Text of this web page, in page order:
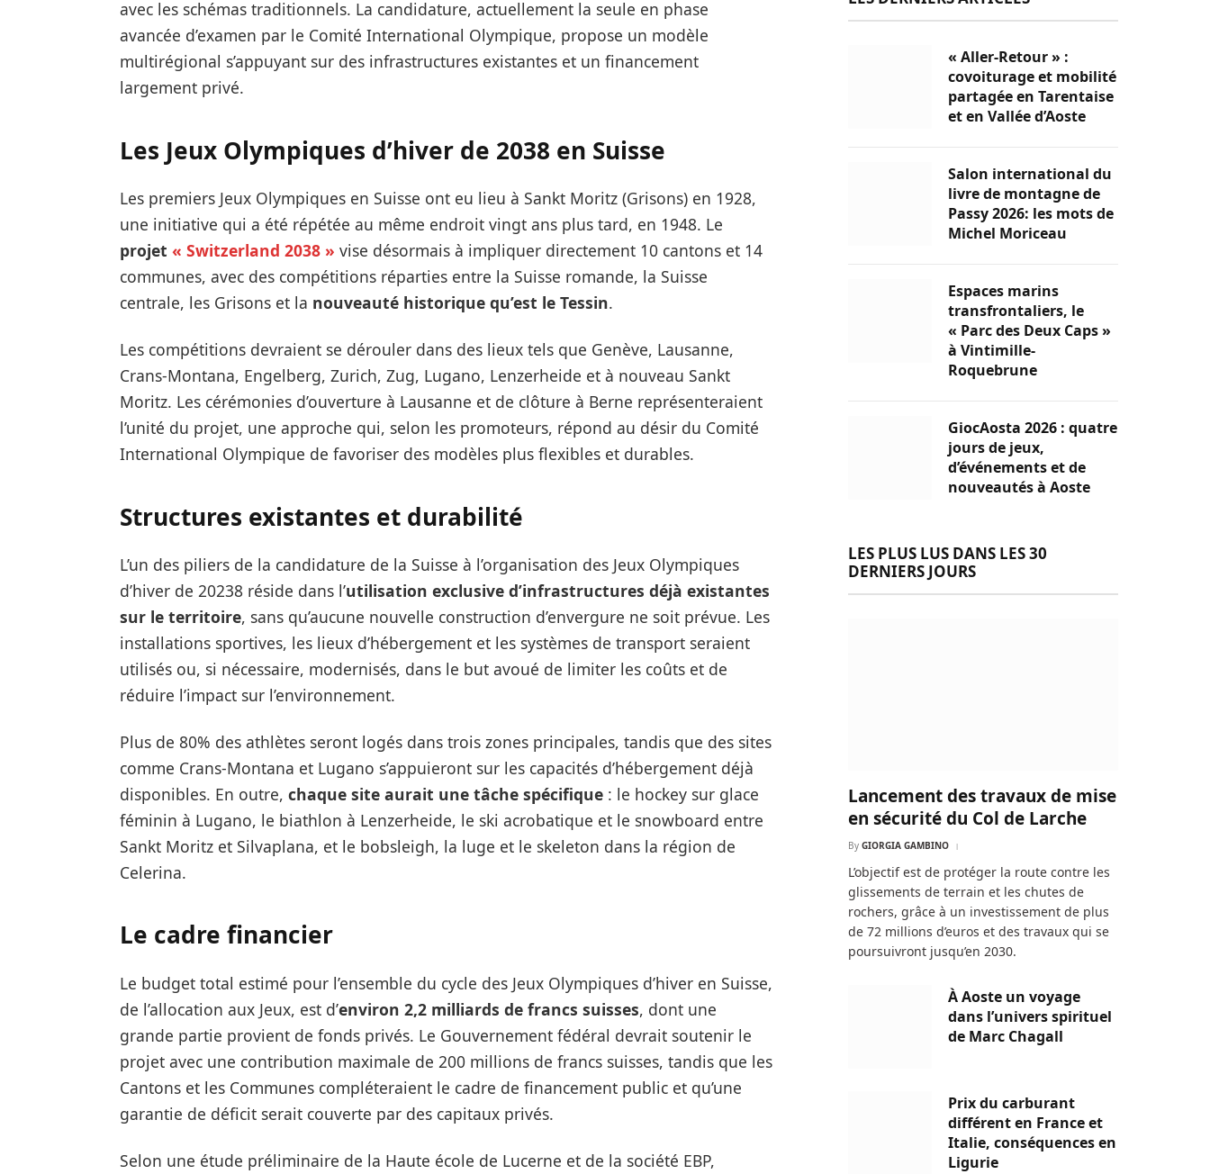
avec les schémas traditionnels. La candidature, actuellement la seule en phase
avancée d’examen par le Comité International Olympique, propose un modèle
multirégional s’appuyant sur des infrastructures existantes et un financement
largement privé.
Les Jeux Olympiques d’hiver de 2038 en Suisse
Les premiers Jeux Olympiques en Suisse ont eu lieu à Sankt Moritz (Grisons) en 1928,
une initiative qui a été répétée au même endroit vingt ans plus tard, en 1948. Le
projet « Switzerland 2038 » vise désormais à impliquer directement 10 cantons et 14
communes, avec des compétitions réparties entre la Suisse romande, la Suisse
centrale, les Grisons et la nouveauté historique qu’est le Tessin.
Les compétitions devraient se dérouler dans des lieux tels que Genève, Lausanne,
Crans-Montana, Engelberg, Zurich, Zug, Lugano, Lenzerheide et à nouveau Sankt
Moritz. Les cérémonies d’ouverture à Lausanne et de clôture à Berne représenteraient
l’unité du projet, une approche qui, selon les promoteurs, répond au désir du Comité
International Olympique de favoriser des modèles plus flexibles et durables.
Structures existantes et durabilité
L’un des piliers de la candidature de la Suisse à l’organisation des Jeux Olympiques
d’hiver de 20238 réside dans l’utilisation exclusive d’infrastructures déjà existantes
sur le territoire, sans qu’aucune nouvelle construction d’envergure ne soit prévue. Les
installations sportives, les lieux d’hébergement et les systèmes de transport seraient
utilisés ou, si nécessaire, modernisés, dans le but avoué de limiter les coûts et de
réduire l’impact sur l’environnement.
Plus de 80% des athlètes seront logés dans trois zones principales, tandis que des sites
comme Crans-Montana et Lugano s’appuieront sur les capacités d’hébergement déjà
disponibles. En outre, chaque site aurait une tâche spécifique: le hockey sur glace
féminin à Lugano, le biathlon à Lenzerheide, le ski acrobatique et le snowboard entre
Sankt Moritz et Silvaplana, et le bobsleigh, la luge et le skeleton dans la région de
Celerina.
Le cadre financier
Le budget total estimé pour l’ensemble du cycle des Jeux Olympiques d’hiver en Suisse,
de l’allocation aux Jeux, est d’environ 2,2 milliards de francs suisses, dont une
grande partie provient de fonds privés. Le Gouvernement fédéral devrait soutenir le
projet avec une contribution maximale de 200 millions de francs suisses, tandis que les
Cantons et les Communes compléteraient le cadre de financement public et qu’une
garantie de déficit serait couverte par des capitaux privés.
Selon une étude préliminaire de la Haute école de Lucerne et de la société EBP,
« Aller-Retour » :
covoiturage et mobilité
partagée en Tarentaise
et en Vallée d’Aoste
Salon international du
livre de montagne de
Passy 2026: les mots de
Michel Moriceau
Espaces marins
transfrontaliers, le
« Parc des Deux Caps »
à Vintimille-
Roquebrune
GiocAosta 2026 : quatre
jours de jeux,
d’événements et de
nouveautés à Aoste
LES PLUS LUS DANS LES 30
DERNIERS JOURS
Lancement des travaux de mise
en sécurité du Col de Larche
By GIORGIA GAMBINO
L’objectif est de protéger la route contre les
glissements de terrain et les chutes de
rochers, grâce à un investissement de plus
de 72 millions d’euros et des travaux qui se
poursuivront jusqu’en 2030.
À Aoste un voyage
dans l’univers spirituel
de Marc Chagall
Prix du carburant
différent en France et
Italie, conséquences en
Ligurie